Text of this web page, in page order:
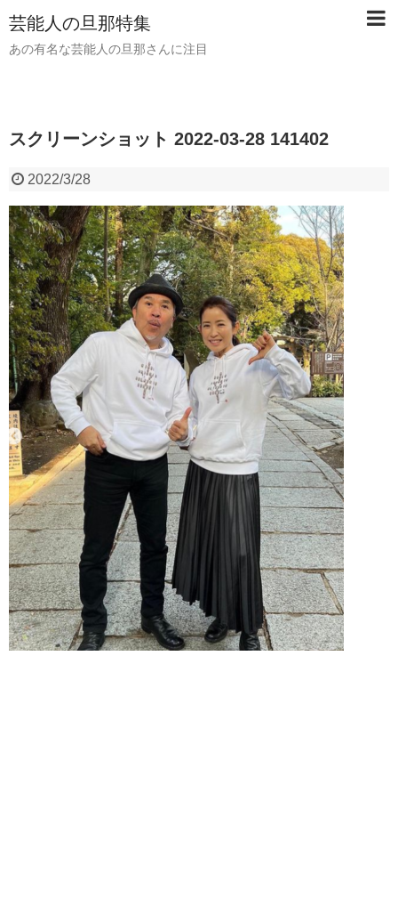
芸能人の旦那特集
あの有名な芸能人の旦那さんに注目
スクリーンショット 2022-03-28 141402
2022/3/28